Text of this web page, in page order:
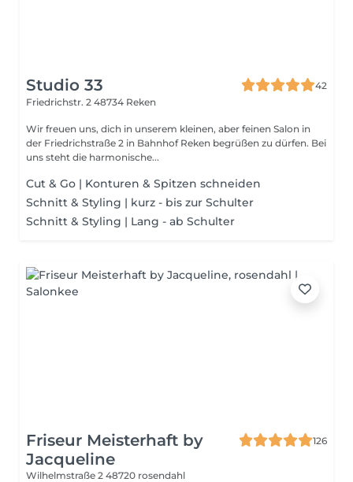
Studio 33
42
Friedrichstr. 2 48734 Reken
Wir freuen uns, dich in unserem kleinen, aber feinen Salon in
der Friedrichstraße 2 in Bahnhof Reken begrüßen zu dürfen. Bei
uns steht die harmonische...
Cut & Go | Konturen & Spitzen schneiden
Schnitt & Styling | kurz - bis zur Schulter
Schnitt & Styling | Lang - ab Schulter
Friseur Meisterhaft by
Jacqueline
126
Wilhelmstraße 2 48720 rosendahl